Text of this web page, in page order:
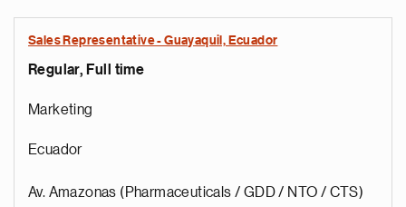
Sales Representative - Guayaquil, Ecuador
Regular, Full time
Marketing
Ecuador
Av. Amazonas (Pharmaceuticals / GDD / NTO / CTS)